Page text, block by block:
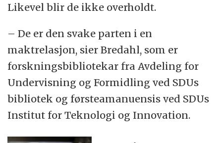
Likevel blir de ikke overholdt.
– De er den svake parten i en
maktrelasjon, sier Bredahl, som er
forskningsbibliotekar fra Avdeling for
Undervisning og Formidling ved SDUs
bibliotek og førsteamanuensis ved SDUs
Institut for Teknologi og Innovation.